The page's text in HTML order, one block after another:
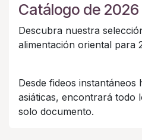
Catálogo de 2026
Descubra nuestra
alimentación oriental para
Desde fideos instantáneos
asiáticas, encontrará todo
solo documento.